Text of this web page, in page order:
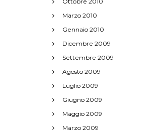
Marzo 2010
Gennaio 2010
Dicembre 2009
Settembre 2009
Agosto 2009
Luglio 2009
Giugno 2009
Maggio 2009
Marzo 2009